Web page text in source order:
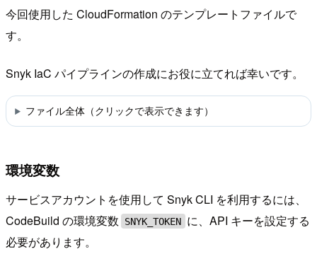
今回使用した CloudFormation のテンプレートファイルで
す。
Snyk IaC パイプラインの作成にお役に立てれば幸いです。
ファイル全体（クリックで表示できます）
環境変数
サービスアカウントを使用して Snyk CLI を利用するには、
CodeBuild の環境変数
SNYK_TOKEN に、API キーを設定する
必要があります。